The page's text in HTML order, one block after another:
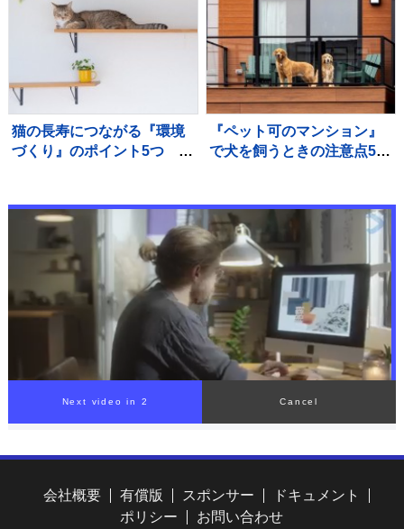
猫の長寿につながる『環境
づくり』のポイント5つ 愛
『ペット可のマンション』
で犬を飼うときの注意点5
Next video in 1 Cancel
会社概要 有償版 スポンサー
ドキュメント
ポリシー
お問い合わせ